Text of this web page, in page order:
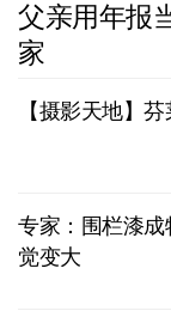
父亲用年报
家
【摄影天地】
专家：围栏漆
觉变大